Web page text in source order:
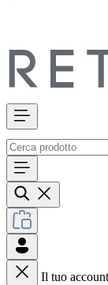
Il tuo account